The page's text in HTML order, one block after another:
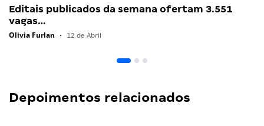
Editais publicados da semana ofertam 3.551
vagas…
Olivia Furlan • 12 de Abril
Depoimentos relacionados